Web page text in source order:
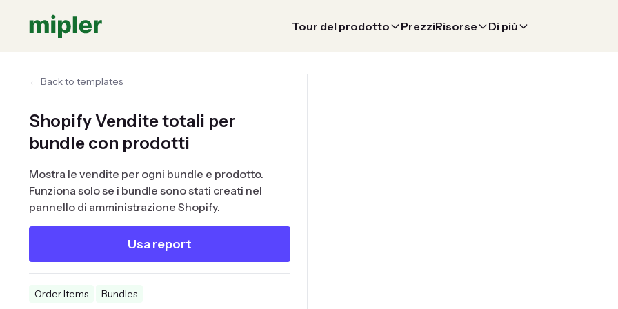
Tour del prodotto PrezziRisorse Di più
← Back to templates
Shopify Vendite totali per
bundle con prodotti
Mostra le vendite per ogni bundle e prodotto.
Funziona solo se i bundle sono stati creati nel
pannello di amministrazione Shopify.
Usa report
Order Items Bundles